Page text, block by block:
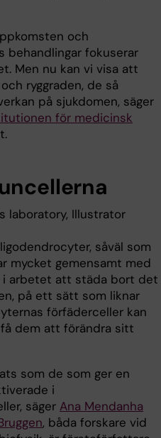
och
behandlingar fokuserar
Men nu kan vi visa att
ryggraden, de så
på sjukdomen, säger
för medicinsk
såväl som
mycket gemensamt med
i arbetet att städa bort det
på ett sätt som liknar
förfäderceller kan
dem att förändra sitt
som de som ger en
i
säger Ana Mendanha
, båda forskare vid